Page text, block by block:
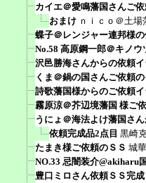
カイエ＠愛鳴藩国さんご
おまけ ｎｉｃｏ＠土場
蝶子＠レンジャー連邦様
No.58 高原鋼一郎＠キノ
沢邑勝海さんからの依頼イ
くま＠鍋の国さんご依頼
詩歌藩国様からのご依頼イ
霧原涼＠芥辺境藩国 様ご
うにょ＠海法よけ藩国さ
依頼完成品2点目 黒崎
たまき様ご依頼のＳＳ 城
NO.33 忌闇装介@akiharu
豊口ミロさん依頼ＳＳ完